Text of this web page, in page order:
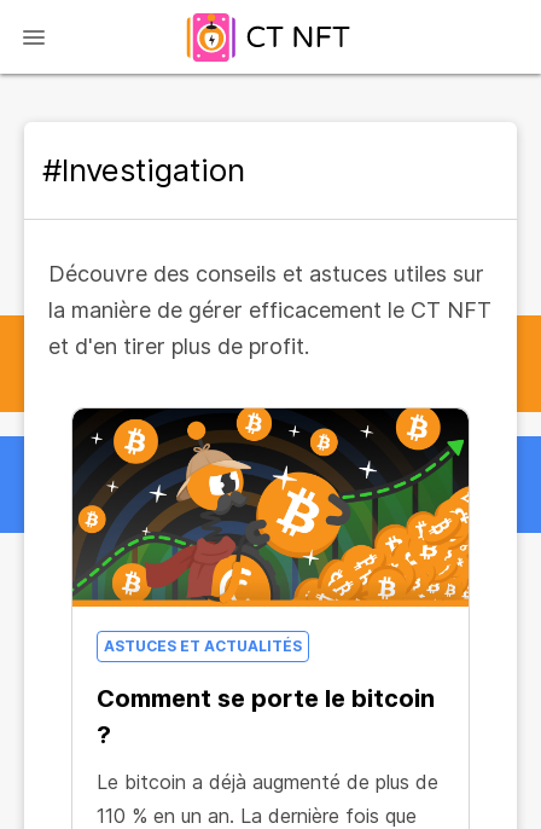
#Investigation
Découvre des conseils et astuces utiles sur
la manière de gérer efficacement le CT NFT
et d'en tirer plus de profit.
ASTUCES ET ACTUALITÉS
Comment se porte le bitcoin
?
Le bitcoin a déjà augmenté de plus de
110 % en un an. La dernière fois que